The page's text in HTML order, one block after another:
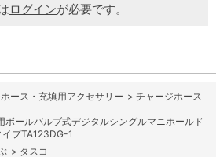
ログインが必要です。
ース・充填用アクセサリー > チャージホース
ボールバルブ式デジタルシングルマニホールド
プTA123DG-1
> タスコ